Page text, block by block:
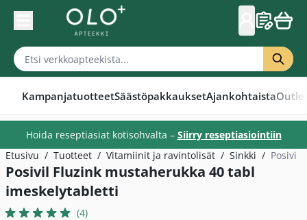
Skip to Content
KampanjatuotteetSäästöpakkauksetAjankohtaista
Hoida reseptiasiat kotisohvalta – Siirry reseptiasiointiin
Etusivu / Tuotteet / Vitamiinit ja ravintolisät / Sinkki / Posivil
Posivil Fluzink mustaherukka 40 tabl
imeskelytabletti
(4)